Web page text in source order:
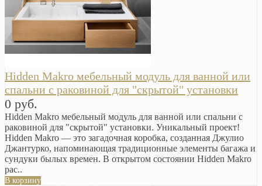
Hidden Makro мебельный модуль для ванной или
спальни с раковиной для "скрытой" установки
0 руб.
Hidden Makro мебельный модуль для ванной или спальни с
раковиной для "скрытой" установки. Уникальный проект!
Hidden Makro — это загадочная коробка, созданная Джулио
Джантурко, напоминающая традиционные элементы багажа и
сундуки былых времен. В открытом состоянии Hidden Makro
рас..
В корзину